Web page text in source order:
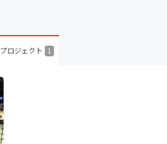
プロジェクト 1